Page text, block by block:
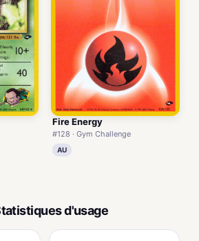
Fire Energy
#128 · Gym Challenge
AU
d'usage